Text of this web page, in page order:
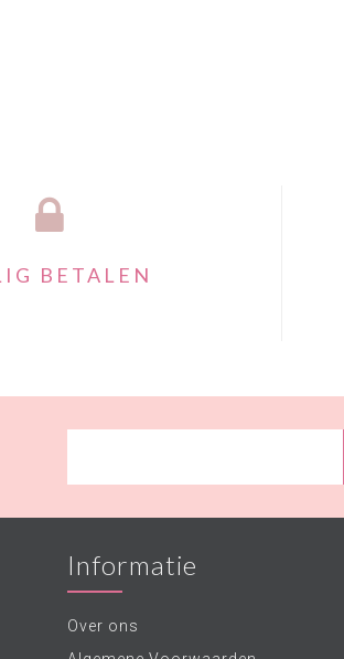
BETALEN
Informatie
Over ons